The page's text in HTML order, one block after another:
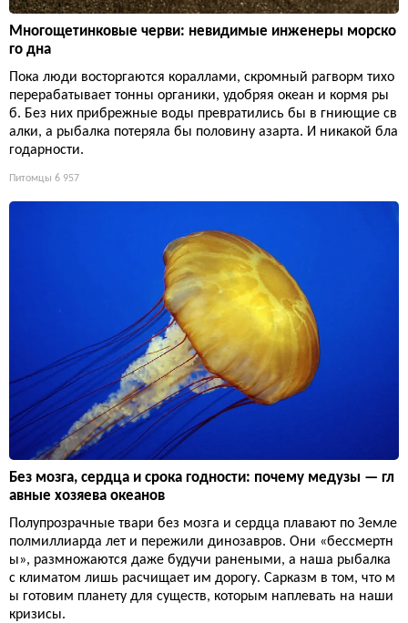
Многощетинковые черви: невидимые инженеры морско
го дна
Пока люди восторгаются кораллами, скромный рагворм тихо
перерабатывает тонны органики, удобряя океан и кормя ры
б. Без них прибрежные воды превратились бы в гниющие св
алки, а рыбалка потеряла бы половину азарта. И никакой бла
годарности.
Питомцы 6 957
Без мозга, сердца и срока годности: почему медузы — гл
авные хозяева океанов
Полупрозрачные твари без мозга и сердца плавают по Земле
полмиллиарда лет и пережили динозавров. Они «бессмертн
ы», размножаются даже будучи ранеными, а наша рыбалка
с климатом лишь расчищает им дорогу. Сарказм в том, что м
ы готовим планету для существ, которым наплевать на наши
кризисы.